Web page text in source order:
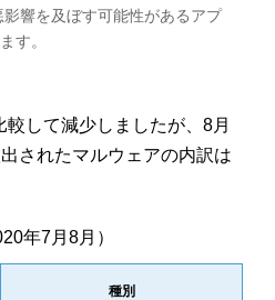
響を及ぼす可能性があるアプ
す。
して減少しましたが、8月
されたマルウェアの内訳は
年7月8月）
種別